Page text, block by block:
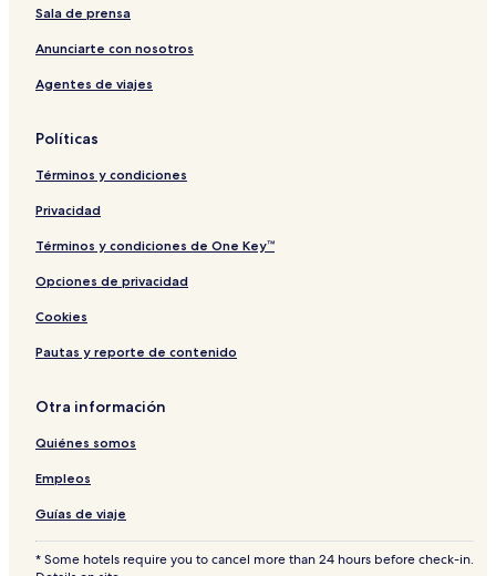
Sala de prensa
Anunciarte con nosotros
Agentes de viajes
Políticas
Términos y condiciones
Privacidad
Términos y condiciones de One Key™
Opciones de privacidad
Cookies
Pautas y reporte de contenido
Otra información
Quiénes somos
Empleos
Guías de viaje
* Some hotels require you to cancel more than 24 hours before check-in.